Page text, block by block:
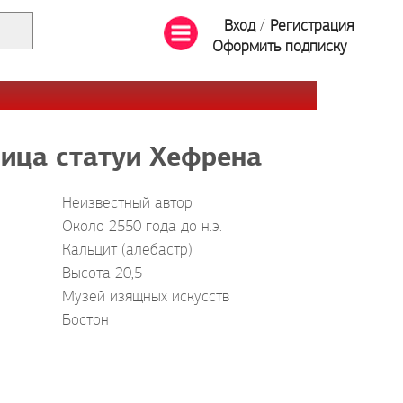
Вход/ Регистрация
Оформить подписку
статуи Хефрена
Неизвестный автор
Около 2550 года до н.э.
Кальцит (алебастр)
Высота 20,5
Музей изящных искусств
Бостон